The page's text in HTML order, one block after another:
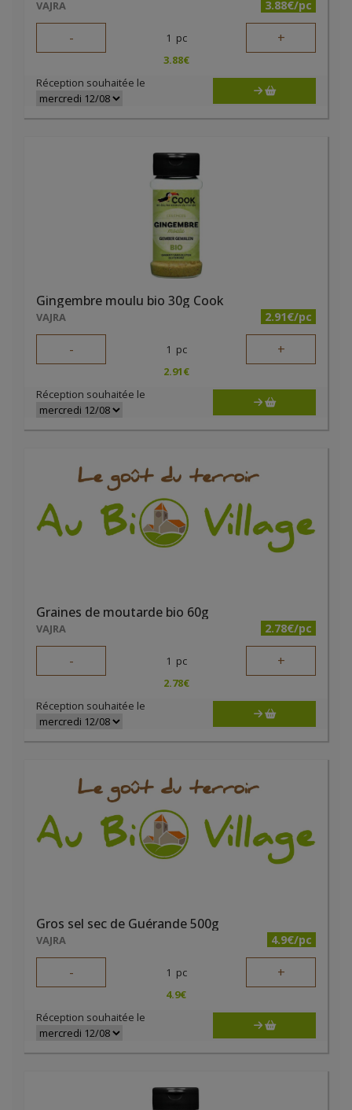
VAJRA 3.88€/pc
- 1 pc +
3.88€
Réception souhaitée le
Gingembre moulu bio 30g Cook
VAJRA 2.91€/pc
- 1 pc +
2.91€
Réception souhaitée le
Graines de moutarde bio 60g
VAJRA 2.78€/pc
- 1 pc +
2.78€
Réception souhaitée le
Gros sel sec de Guérande 500g
VAJRA 4.9€/pc
- 1 pc +
4.9€
Réception souhaitée le